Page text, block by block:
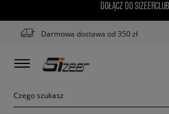
DOŁĄCZ DO SIZEERCLUB
Darmowa dostawa od 350 zł